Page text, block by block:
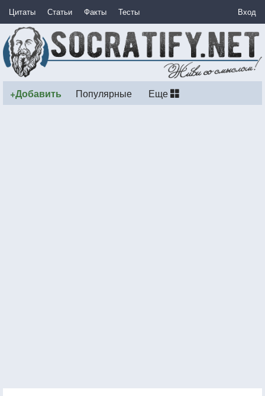
Цитаты Статьи Факты Тесты Вход
+Добавить Популярные Еще